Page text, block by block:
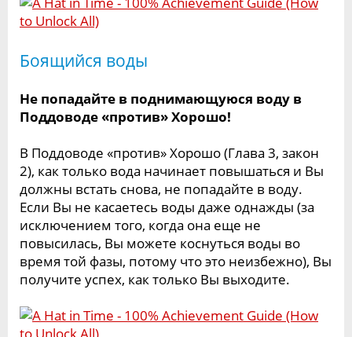
Боящийся воды
Не попадайте в поднимающуюся воду в
Поддоводе «против» Хорошо!
В Поддоводе «против» Хорошо (Глава 3, закон
2), как только вода начинает повышаться и Вы
должны встать снова, не попадайте в воду.
Если Вы не касаетесь воды даже однажды (за
исключением того, когда она еще не
повысилась, Вы можете коснуться воды во
время той фазы, потому что это неизбежно), Вы
получите успех, как только Вы выходите.